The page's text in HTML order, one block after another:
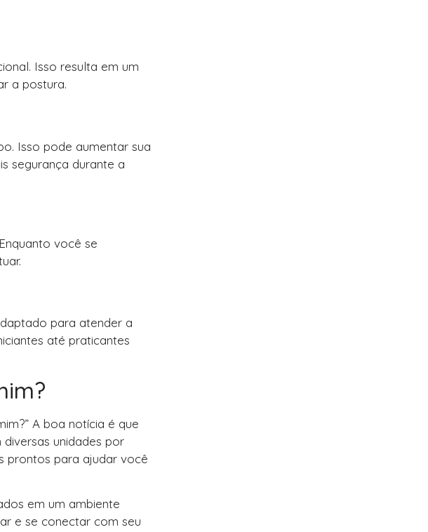
Isso resulta em um
a postura.
Isso pode aumentar sua
segurança durante a
você se
para atender a
até praticantes
A boa notícia é que
unidades por
prontos para ajudar você
em um ambiente
e se conectar com seu